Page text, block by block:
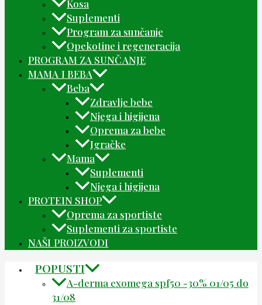
Kosa
Suplementi
Program za sunčanje
Opekotine i regeneracija
PROGRAM ZA SUNČANJE
MAMA I BEBA
Beba
Zdravlje bebe
Njega i higijena
Oprema za bebe
Igračke
Mama
Suplementi
Njega i higijena
PROTEIN SHOP
Oprema za sportiste
Suplementi za sportiste
NAŠI PROIZVODI
POPUSTI
A-derma exomega spf50 -30% 01/05 do
31/08